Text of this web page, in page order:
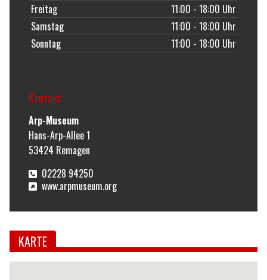
Kontakt
Arp-Museum
Hans-Arp-Allee 1
53424 Remagen
02228 94250
www.arpmuseum.org
Freitag
11:00 - 18:00 Uhr
Samstag
11:00 - 18:00 Uhr
Sonntag
11:00 - 18:00 Uhr
KARTE